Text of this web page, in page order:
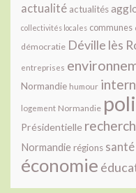
actualité actualités
collectivités locales communes
démocratie Déville lès
entreprises
Normandie humour
logement Normandie
Présidentielle
Normandie régions santé
économie